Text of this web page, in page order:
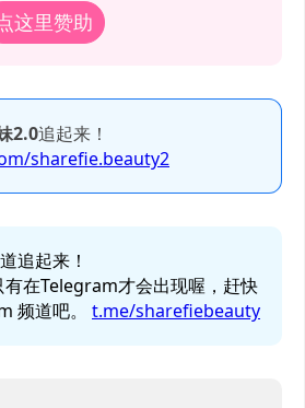
这里赞助
2.0追起来！
sharefie.beauty2
追起来！
有在Telegram才会出现喔，赶快
频道吧。 t.me/sharefiebeauty